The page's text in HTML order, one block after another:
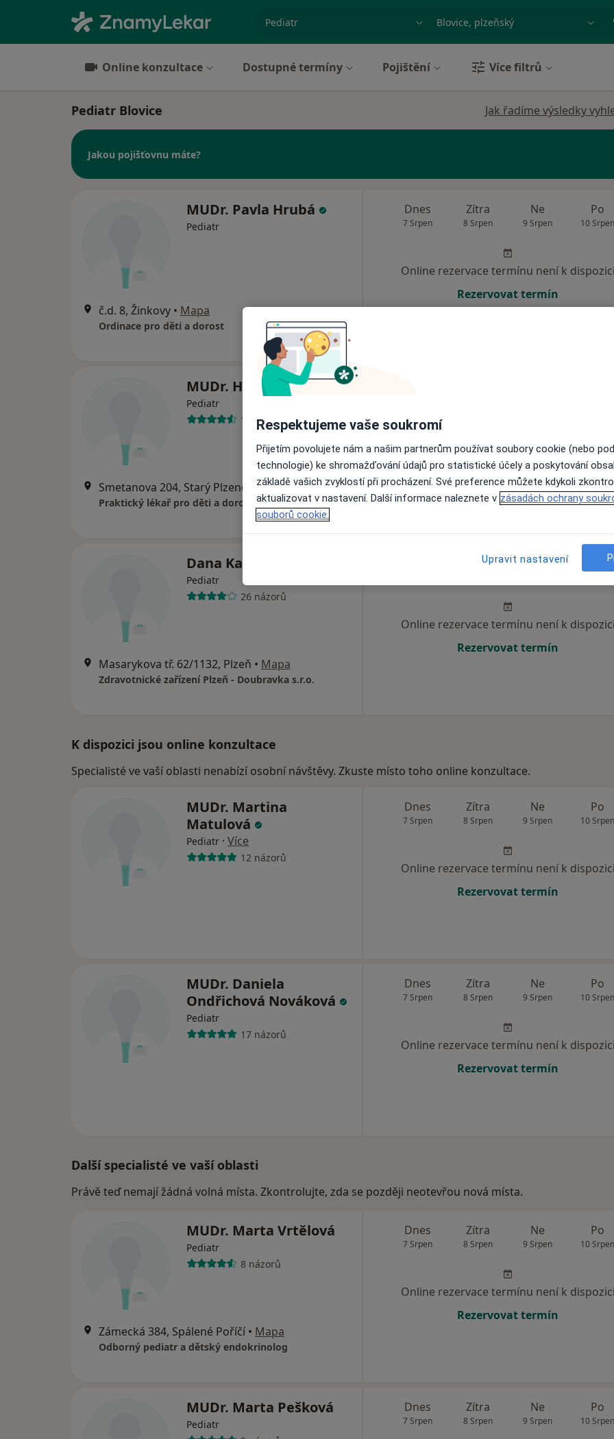
Město nebo region
Online konzultace Dostupné termíny Pojištění Více filtrů
Pediatr Blovice Jak řadíme výsledky
Jakou pojišťovnu máte?
MUDr. Pavla Hrubá
Pediatr
č.d. 8, Žinkovy • Mapa
Ordinace pro děti a dorost
Dnes
7 Srpen
Zítra
8 Srpen
Ne
9 Srpen
Po
10 Srpen
Online rezervace termínu není k dispozici
Rezervovat termín
MUDr. Hana Václavová
Pediatr
17 názorů
Smetanova 204, Starý Plzenec •Mapa
Praktický lékař pro děti a dorost
Online rezervace termínu není k
Rezervovat termín
Dana Kabzanová
Pediatr
26 názorů
Masarykova tř. 62/1132, Plzeň • Mapa
Zdravotnické zařízení Plzeň - Doubravka s.r.o.
Zítra Ne
Online rezervace termínu není k dispozici
Rezervovat termín
K dispozici jsou online konzultace
Specialisté ve vaší oblasti nenabízí osobní návštěvy. Zkuste místo toho online konzultace.
MUDr. Martina
Matulová
Pediatr · Více
12 názorů
Dnes
7 Srpen
Zítra
8 Srpen
Ne
9 Srpen
Po
10 Srpen
Online rezervace termínu není k dispozici
Rezervovat termín
MUDr. Daniela
Ondřichová Nováková
Pediatr
17 názorů
Dnes
7 Srpen
Zítra
8 Srpen
Ne
9 Srpen
Po
10 Srpen
Online rezervace termínu není k dispozici
Rezervovat termín
Další specialisté ve vaší oblasti
Právě teď nemají žádná volná místa. Zkontrolujte, zda se později neotevřou nová místa.
MUDr. Marta Vrtělová
Pediatr
8 názorů
Zámecká 384, Spálené Poříčí • Mapa
Odborný pediatr a dětský endokrinolog
Dnes
7 Srpen
Zítra
8 Srpen
Ne
9 Srpen
Po
10 Srpen
Online rezervace termínu není k dispozici
Rezervovat termín
MUDr. Marta Pešková
Pediatr
Dnes
7 Srpen
Zítra
8 Srpen
Ne
9 Srpen
Po
10 Srpen
Respektujeme vaše soukromí
Přijetím povolujete nám a našim partnerům používat soubory cookie (nebo
technologie) ke shromažďování údajů pro statistické účely a poskytování
základě vašich zvyklostí při procházení. Své preference můžete kdykoli
aktualizovat v nastavení. Další informace naleznete v zásadách ochrany
souborů cookie.
Upravit nastavení